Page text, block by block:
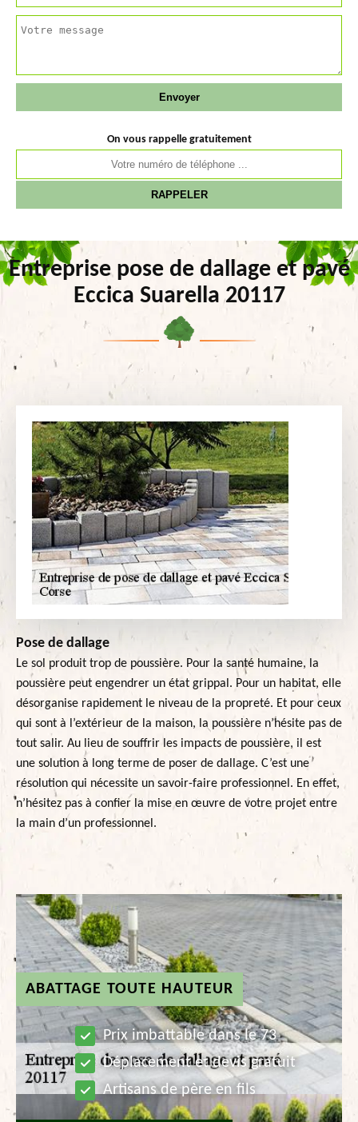
ABATTAGE TOUTE HAUTEUR
Prix imbattable dans le 73
Déplacement et devis gratuit
Artisans de père en fils
On vous rappelle gratuitement
Entreprise pose de dallage et pavé
Eccica Suarella 20117
Pose de dallage
Le sol produit trop de poussière. Pour la santé humaine, la
poussière peut engendrer un état grippal. Pour un habitat, elle
désorganise rapidement le niveau de la propreté. Et pour ceux
qui sont à l’extérieur de la maison, la poussière n’hésite pas de
tout salir. Au lieu de souffrir les impacts de poussière, il est
une solution à long terme de poser de dallage. C’est une
résolution qui nécessite un savoir-faire professionnel. En effet,
n’hésitez pas à confier la mise en œuvre de votre projet entre
la main d’un professionnel.